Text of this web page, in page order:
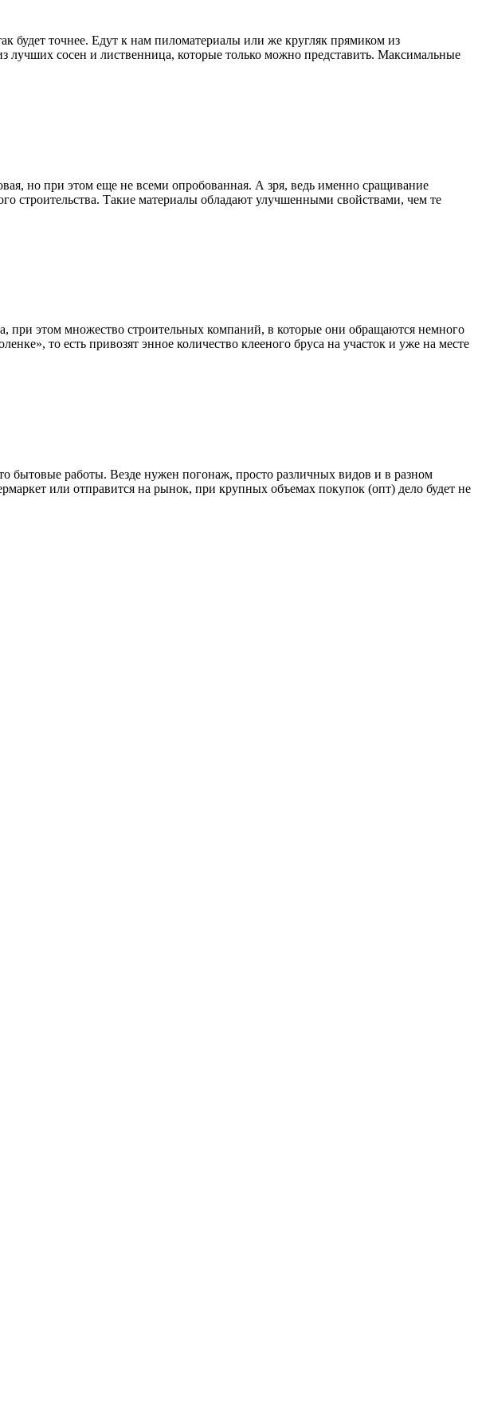
точнее. Едут к нам пиломатериалы или же кругляк прямиком из
лучших сосен и лиственница, которые только можно представить. Максимальные
но при этом еще не всеми опробованная. А зря, ведь именно сращивание
строительства. Такие материалы обладают улучшенными свойствами, чем те
при этом множество строительных компаний, в которые они обращаются немного
то есть привозят энное количество клееного бруса на участок и уже на месте
бытовые работы. Везде нужен погонаж, просто различных видов и в разном
или отправится на рынок, при крупных объемах покупок (опт) дело будет не